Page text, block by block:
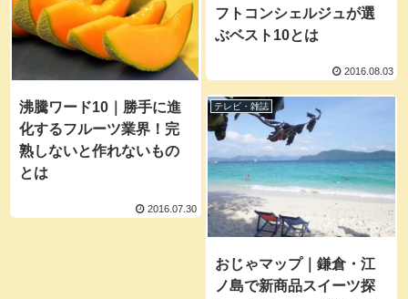
フトコンシェルジュが選
ぶベスト10とは
2016.08.03
沸騰ワード10｜勝手に進
化するフルーツ業界！完
熟しないと作れないもの
とは
2016.07.30
テレビ・雑誌
おじゃマップ｜鎌倉・江
ノ島で新商品スイーツ探